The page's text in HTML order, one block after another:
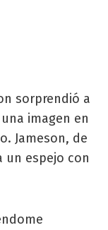
sorprendió a
imagen en
Jameson, de
un espejo con